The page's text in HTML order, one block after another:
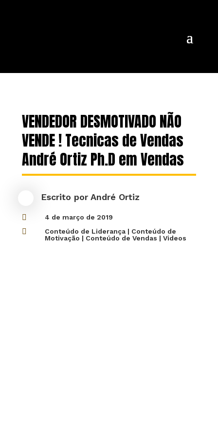
VENDEDOR DESMOTIVADO NÃO
VENDE ! Tecnicas de Vendas
André Ortiz Ph.D em Vendas
Escrito por André Ortiz
 4 de março de 2019
 Conteúdo de Liderança| Conteúdo de
Motivação | Conteúdo de Vendas | Videos